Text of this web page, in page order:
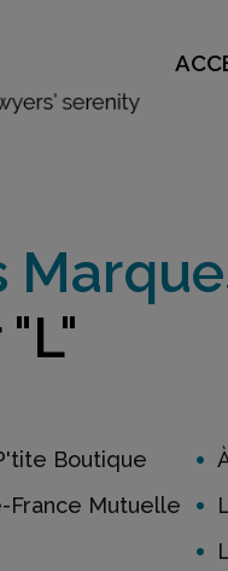
Boutique
France Mutuelle